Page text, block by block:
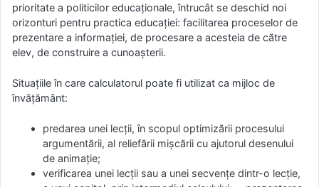
prioritate a politicilor educaționale, întrucât se deschid noi
orizonturi pentru practica educației: facilitarea proceselor de
prezentare a informației, de procesare a acesteia de către
elev, de construire a cunoașterii.
Situațiile în care calculatorul poate fi utilizat ca mijloc de
învățământ:
predarea unei lecții, în scopul optimizării procesului
argumentării, al reliefării mișcării cu ajutorul desenului
de animație;
verificarea unei lecții sau a unei secvențe dintr-o lecție,